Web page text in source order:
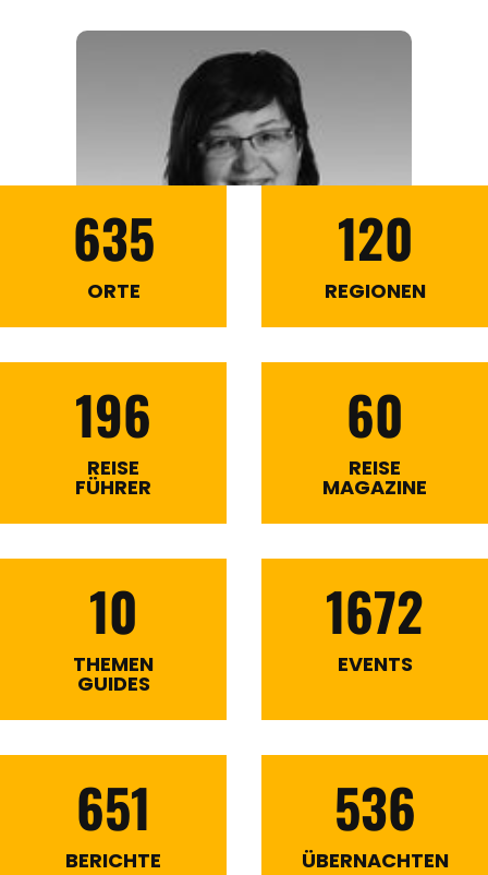
635
ORTE
120
REGIONEN
196
REISE
FÜHRER
60
REISE
MAGAZINE
10
THEMEN
GUIDES
1672
EVENTS
651
BERICHTE
536
ÜBERNACHTEN